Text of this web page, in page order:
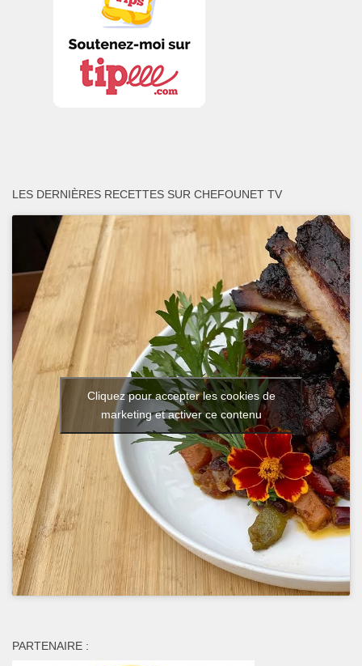
LES DERNIÈRES RECETTES SUR CHEFOUNET TV
Cliquez pour accepter les cookies de
marketing et activer ce contenu
PARTENAIRE :